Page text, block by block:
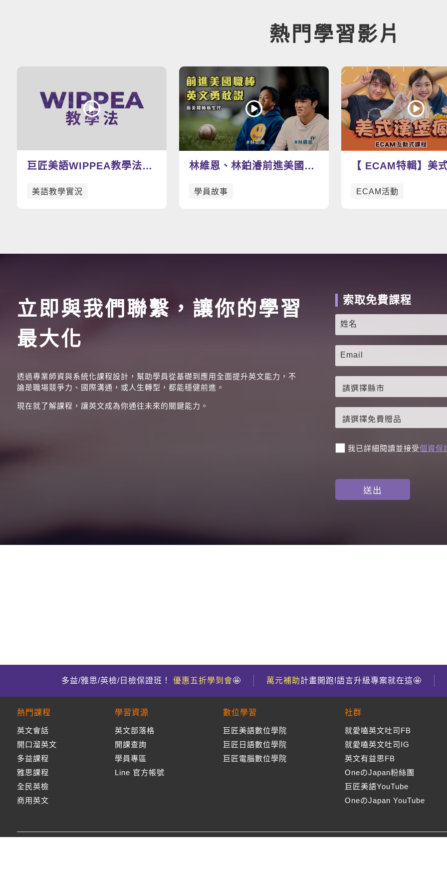
熱門學習影片
巨匠美語WIPPEA教學法示
美語教學實況
林維恩、林鉑濬前進美國職
學員故事
【 ECAM特輯】美
玩到爆表🍔
ECAM活動
立即與我們聯繫，讓你的學習
最大化
透過專業師資與系統化課程設計，幫助學員從基礎到應用全面提升英文能力，不
論是職場競爭力、國際溝通，或人生轉型，都能穩健前進。
現在就了解課程，讓英文成為你通往未來的關鍵能力。
索取免費課程
我已詳細閱讀並接受個資保
多益/雅思/英檢/日檢保證班！ 優惠五折學到會🤩 萬元補助計畫開跑!語言升級專案就在這🤩
熱門課程
英文會話
開口溜英文
多益課程
雅思課程
全民英檢
商用英文
學習資源
英文部落格
開課查詢
學員專區
Line 官方帳號
數位學習
巨匠美語數位學院
巨匠日語數位學院
巨匠電腦數位學院
社群
就愛嗑英文吐司FB
就愛嗑英文吐司IG
英文有益思FB
OneのJapan粉絲團
巨匠美語YouTube
OneのJapan YouTube